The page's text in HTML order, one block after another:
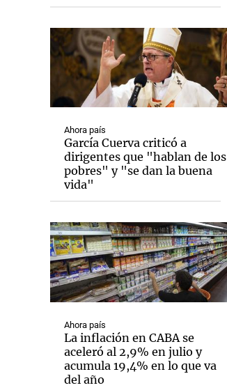
Ahora país
García Cuerva criticó a
dirigentes que "hablan de los
pobres" y "se dan la buena
vida"
Ahora país
La inflación en CABA se
aceleró al 2,9% en julio y
acumula 19,4% en lo que va
del año
Notas